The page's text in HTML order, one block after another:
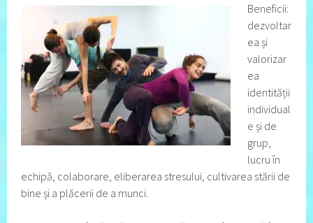
Beneficii:
dezvoltar
ea și
valorizar
ea
identității
individual
e și de
grup,
lucru în
echipă, colaborare, eliberarea stresului, cultivarea stării de
bine și a plăcerii de a munci.